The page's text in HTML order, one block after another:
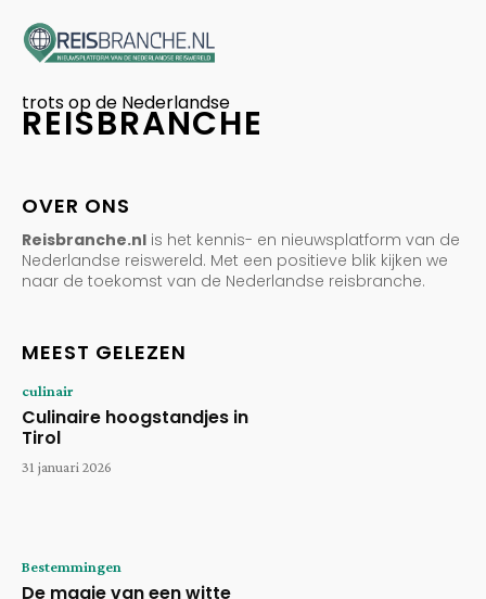
trots op de Nederlandse
REISBRANCHE
OVER ONS
Reisbranche.nl is het kennis- en nieuwsplatform van de
Nederlandse reiswereld. Met een positieve blik kijken we
naar de toekomst van de Nederlandse reisbranche.
MEEST GELEZEN
culinair
Culinaire hoogstandjes in
Tirol
31 januari 2026
Bestemmingen
De magie van een witte